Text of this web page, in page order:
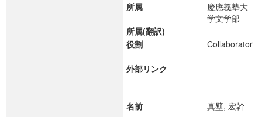
所属
慶應義塾大
学文学部
所属(翻訳)
役割
Collaborator
外部リンク
名前 真壁, 宏幹